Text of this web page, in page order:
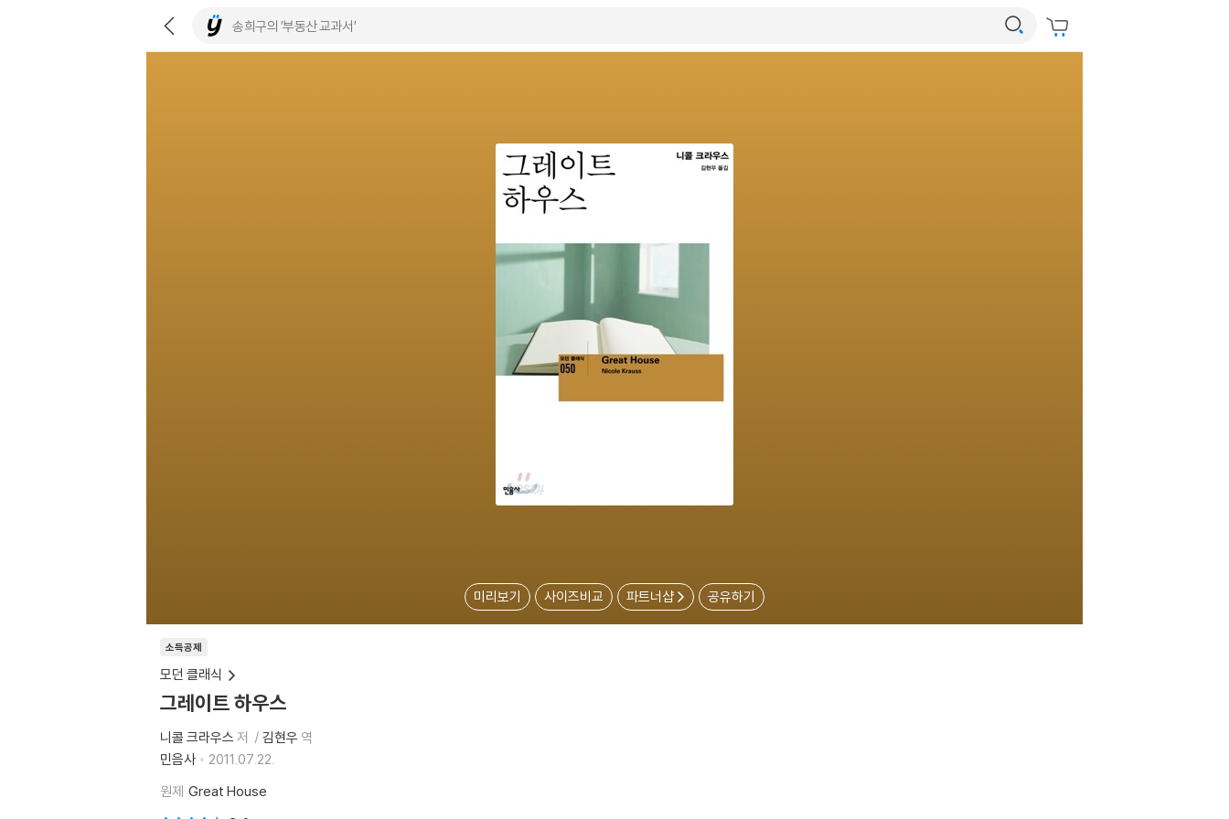
미리보기 사이즈비교 파트너샵 공유하기
소득공제
모던 클래식
그레이트 하우스
니콜 크라우스 저 김현우 역
민음사
2011.07.22.
원제 Great House